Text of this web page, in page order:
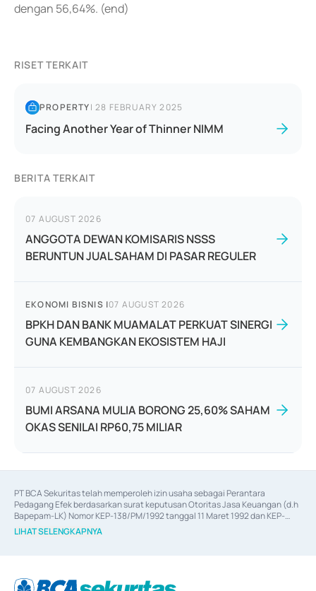
dengan 56,64%. (end)
RISET TERKAIT
PROPERTY|28 FEBRUARY 2025
Facing Another Year of Thinner NIMM
BERITA TERKAIT
07 AUGUST 2026
ANGGOTA DEWAN KOMISARIS NSSS
BERUNTUN JUAL SAHAM DI PASAR REGULER
EKONOMI BISNIS |07 AUGUST 2026
BPKH DAN BANK MUAMALAT PERKUAT SINERGI
GUNA KEMBANGKAN EKOSISTEM HAJI
07 AUGUST 2026
BUMI ARSANA MULIA BORONG 25,60% SAHAM
OKAS SENILAI RP60,75 MILIAR
PT BCA Sekuritas telah memperoleh izin usaha sebagai Perantara
Pedagang Efek berdasarkan surat keputusan Otoritas Jasa Keuangan (d.h
Bapepam-LK) Nomor KEP-138/PM/1992 tanggal 11 Maret 1992 dan KEP-
06/D.04/2014 tanggal 28 Februari 2014, izin usaha sebagai Penjamin Emisi
Efek berdasarkan surat keputusan Otoritas Jasa Keuangan Nomor KEP-
berdasarkan surat keputusan Otoritas Jasa Keuangan Nomor S-
LIHAT SELENGKAPNYA